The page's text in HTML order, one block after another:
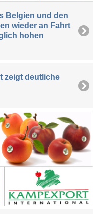
Belgien und den
wieder an Fahrt
hohen
zeigt deutliche